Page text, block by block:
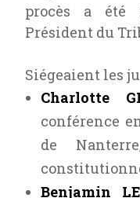
procès a été
Président du
Siégeaient les
Charlotte
conférence
de Nanterre
Benjamin